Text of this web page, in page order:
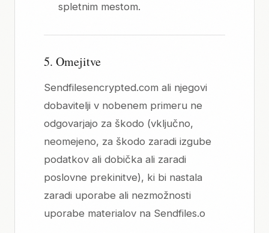
spletnim mestom.
5. Omejitve
Sendfilesencrypted.com ali njegovi
dobavitelji v nobenem primeru ne
odgovarjajo za škodo (vključno,
neomejeno, za škodo zaradi izgube
podatkov ali dobička ali zaradi
poslovne prekinitve), ki bi nastala
zaradi uporabe ali nezmožnosti
uporabe materialov na Sendfiles.o